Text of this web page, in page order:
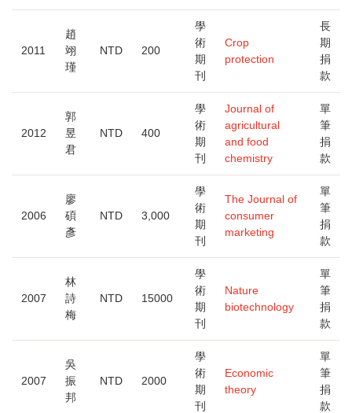
2011
趙
翊
瑾
NTD 200
學
術
期
刊
Crop
protection
長
期
捐
款
2012
郭
昱
君
NTD 400
學
術
期
刊
Journal of
agricultural
and food
chemistry
單
筆
捐
款
2006
廖
碩
彥
NTD 3,000
學
術
期
刊
The Journal of
consumer
marketing
單
筆
捐
款
2007
林
詩
梅
NTD 15000
學
術
期
刊
Nature
biotechnology
單
筆
捐
款
2007
吳
振
邦
NTD 2000
學
術
期
刊
Economic
theory
單
筆
捐
款